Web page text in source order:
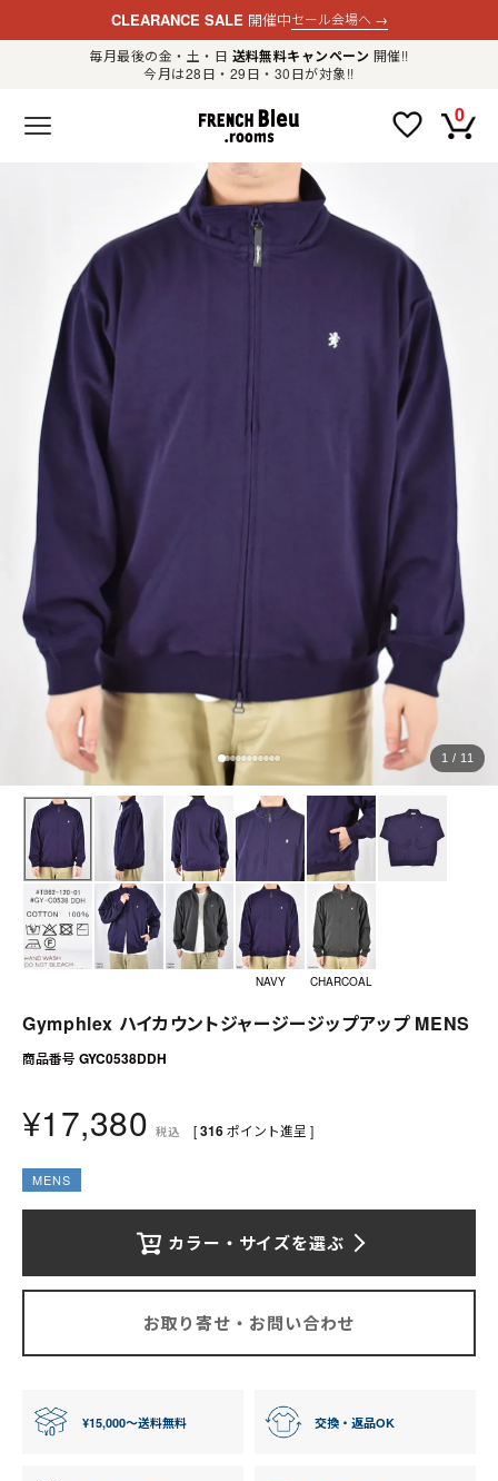
CLEARANCE SALE 開催中セール会場へ →
毎月最後の金・土・日 送料無料キャンペーン 開催!!
今月は28日・29日・30日が対象!!
F
R
C
H
B
e
0
ログイン
LADIES
MENS
GOODS
OTHER
FRENCH Bleu ORIGINAL
A-Z
KISOGAWA BLOG
SHOP NEWS
ログイン
新規会員登録
マイページ
お支払いについて
店舗情報
プライバシーポリシー
お問い合わせ
1 / 11
NAVY CHARCOAL
Gymphlex ハイカウントジャージージップアップ MENS
商品番号 GYC0538DDH
¥17,380 税込 [316ポイント進呈 ]
MENS
カラー・サイズを選ぶ
お取り寄せ・お問い合わせ
¥15,000〜送料無料 交換・返品OK